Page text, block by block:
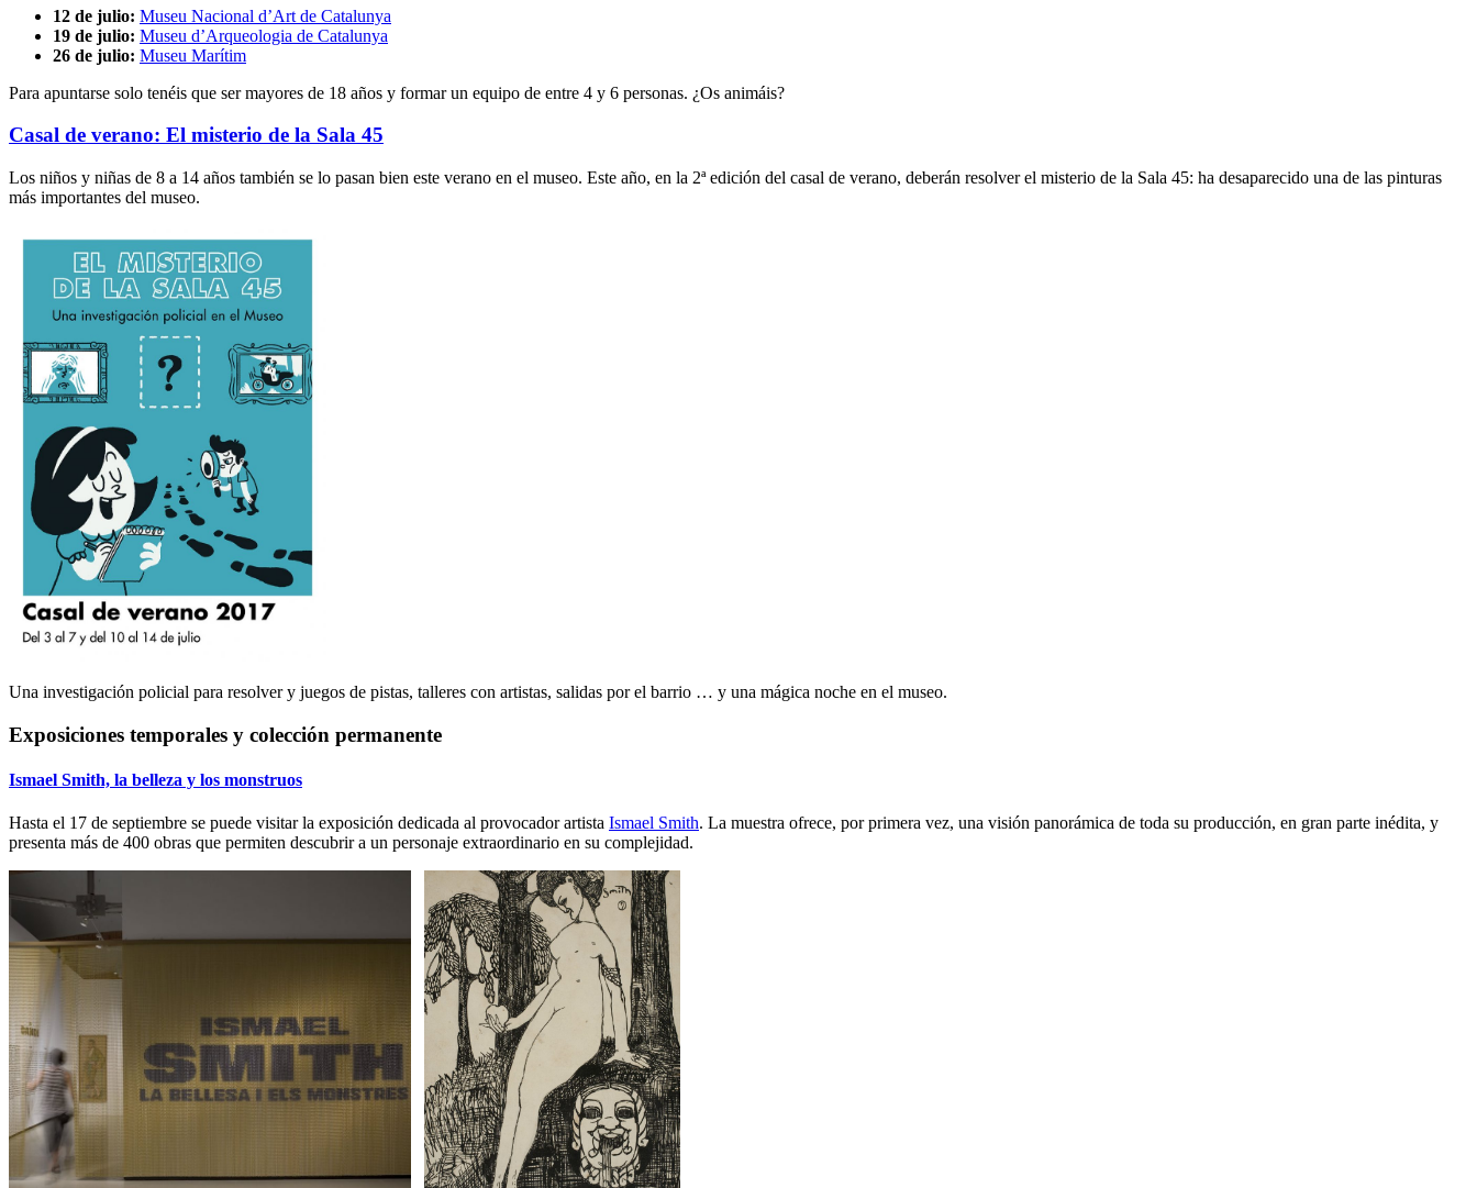
12 de julio: Museu Nacional d’Art de Catalunya
19 de julio: Museu d’Arqueologia de Catalunya
26 de julio: Museu Marítim
Para apuntarse solo tenéis que ser mayores de 18 años y formar un equipo de entre 4 y 6 personas. ¿Os animáis?
Casal de verano: El misterio de la Sala 45
Los niños y niñas de 8 a 14 años también se lo pasan bien este verano en el museo. Este año, en la 2ª edición del casal de verano, deberán resolver el misterio de la Sala 45: ha desaparecido una de las pinturas
más importantes del museo.
Una investigación policial para resolver y juegos de pistas, talleres con artistas, salidas por el barrio … y una mágica noche en el museo.
Exposiciones temporales y colección permanente
Ismael Smith, la belleza y los monstruos
Hasta el 17 de septiembre se puede visitar la exposición dedicada al provocador artista Ismael Smith. La muestra ofrece, por primera vez, una visión panorámica de toda su producción, en gran parte inédita, y
presenta más de 400 obras que permiten descubrir a un personaje extraordinario en su complejidad.